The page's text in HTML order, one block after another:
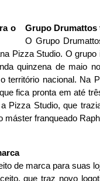
Grupo Drumattos
O Grupo
Pizza Studio. O
quinzena de maio
território nacional. Na
fica pronta em até
Pizza Studio, que
máster franqueado
de marca para suas
que traz novo